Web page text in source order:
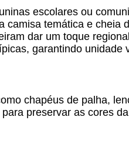
escolares ou
camisa temática e cheia
dar um toque
garantindo unidade
chapéus de palha,
preservar as cores